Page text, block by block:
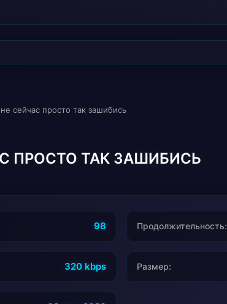
сейчас просто так зашибись
ПРОСТО ТАК ЗАШИБИСЬ
98 Продолжительность:
320 kbps Размер: